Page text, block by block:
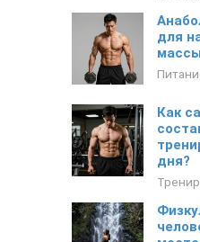
для
массы
Как
дня?